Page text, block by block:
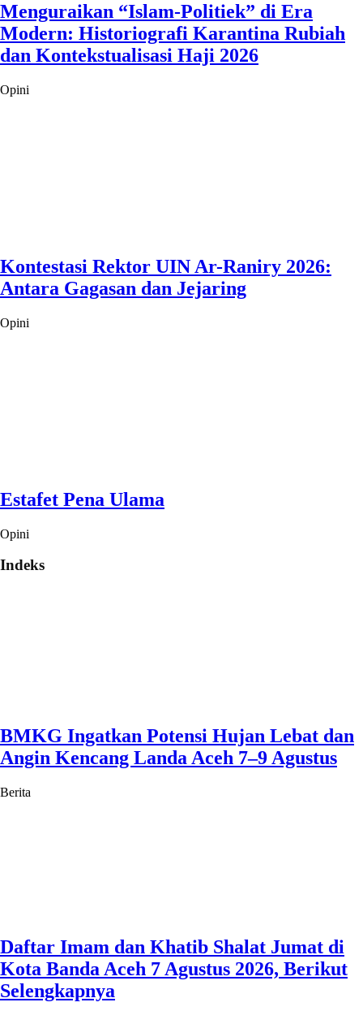
Menguraikan “Islam-Politiek” di Era
Modern: Historiografi Karantina Rubiah
dan Kontekstualisasi Haji 2026
Opini
Kontestasi Rektor UIN Ar-Raniry 2026:
Antara Gagasan dan Jejaring
Opini
Estafet Pena Ulama
Opini
Indeks
BMKG Ingatkan Potensi Hujan Lebat dan
Angin Kencang Landa Aceh 7–9 Agustus
Berita
Daftar Imam dan Khatib Shalat Jumat di
Kota Banda Aceh 7 Agustus 2026, Berikut
Selengkapnya